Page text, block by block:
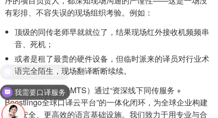
有彩排、不容失误的现场组织考验。例如：
顶级的同传老师早就就位了，结果现场红外接收机频频串
音、死机；
或者是租了最贵的硬件设备，但临时派来的译员对行业术
语完全陌生，现场翻译断断续续。
精艺达翻译公司（MTS）通过“资深线下同传服务 +
Boostlingo全球口译云平台”的一体化闭环，为全球企业构建
了更安全、更高效的语言基础设施。我们致力于用专业与合
我需要口译服务